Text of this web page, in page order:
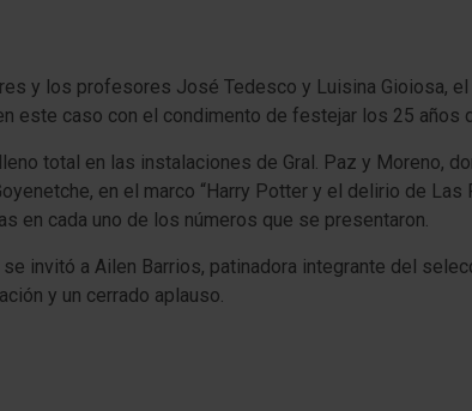
y los profesores José Tedesco y Luisina Gioiosa,
este caso con el condimento de festejar los 25 años
total en las instalaciones de Gral. Paz y Moreno,
en el marco “Harry Potter y el delirio de
en cada uno de los números que se presentaron.
invitó a Ailen Barrios, patinadora integrante del
y un cerrado aplauso.